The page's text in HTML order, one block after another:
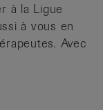
à la Ligue
à vous en
Avec